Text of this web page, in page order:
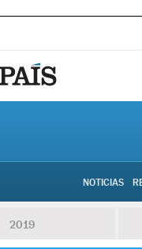
NOTICIAS
2019